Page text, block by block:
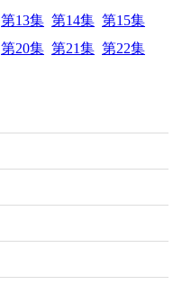
第13集 第14集 第15集
第20集 第21集 第22集